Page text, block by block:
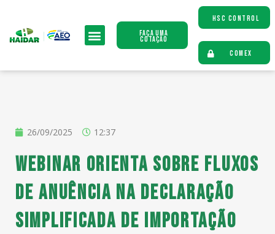
Faça uma
Cotação
HSC CONTROL
COMEX
26/09/2025 12:37
Webinar orienta sobre fluxos
de anuência na Declaração
Simplificada de Importação